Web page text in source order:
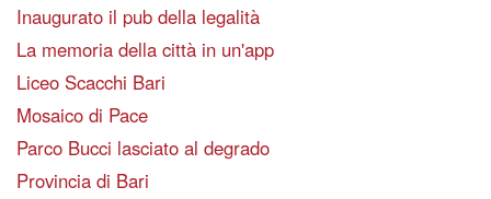
Inaugurato il pub della legalità
La memoria della città in un'app
Liceo Scacchi Bari
Mosaico di Pace
Parco Bucci lasciato al degrado
Provincia di Bari